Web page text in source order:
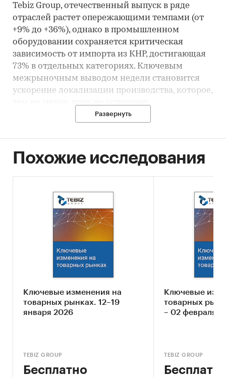
Tebiz Group, отечественный выпуск в ряде
отраслей растет опережающими темпами (от
+9% до +36%), однако в промышленном
оборудовании сохраняется критическая
зависимость от импорта из КНР, достигающая
73% в отдельных категориях. Ключевым
межрыночным выводом недели становится
ускорение локализации производства, которое,
технологическую уязвимость и
Представленный выпуск дайджеста позволяет
менеджменту решать задачи по пересмотру
инвестиционных планов и минимизации
рисков при планировании цепочек поставок в
Категории: Промышленность
Финансовые рынки, Компании
Кухонная мебель
Наручные часы
Газовые турбины
Развернуть
Похожие исследования
Ключевые изменения на
товарных рынках. 12–19
января 2026
TEBIZ GROUP
Бесплатно
Ключевые
товарных
– 02 февраля
TEBIZ GROUP